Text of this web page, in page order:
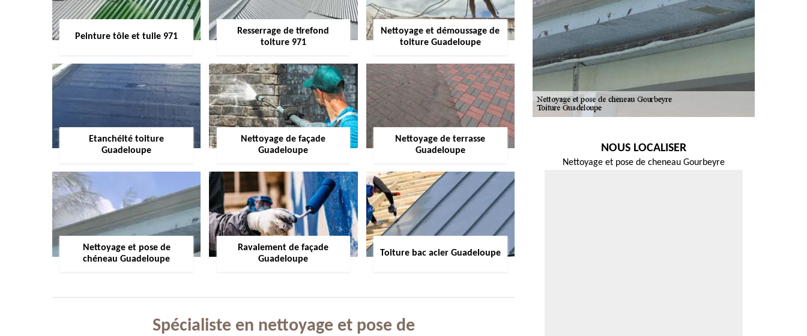
Peinture tôle et tuile 971
Resserrage de tirefond
toiture 971
Nettoyage et démoussage de
toiture Guadeloupe
Etanchéité toiture
Guadeloupe
Nettoyage de façade
Guadeloupe
Nettoyage de terrasse
Guadeloupe
Nettoyage et pose de
chéneau Guadeloupe
Ravalement de façade
Guadeloupe
Toiture bac acier Guadeloupe
Spécialiste en nettoyage et pose de
NOUS LOCALISER
Nettoyage et pose de cheneau Gourbeyre